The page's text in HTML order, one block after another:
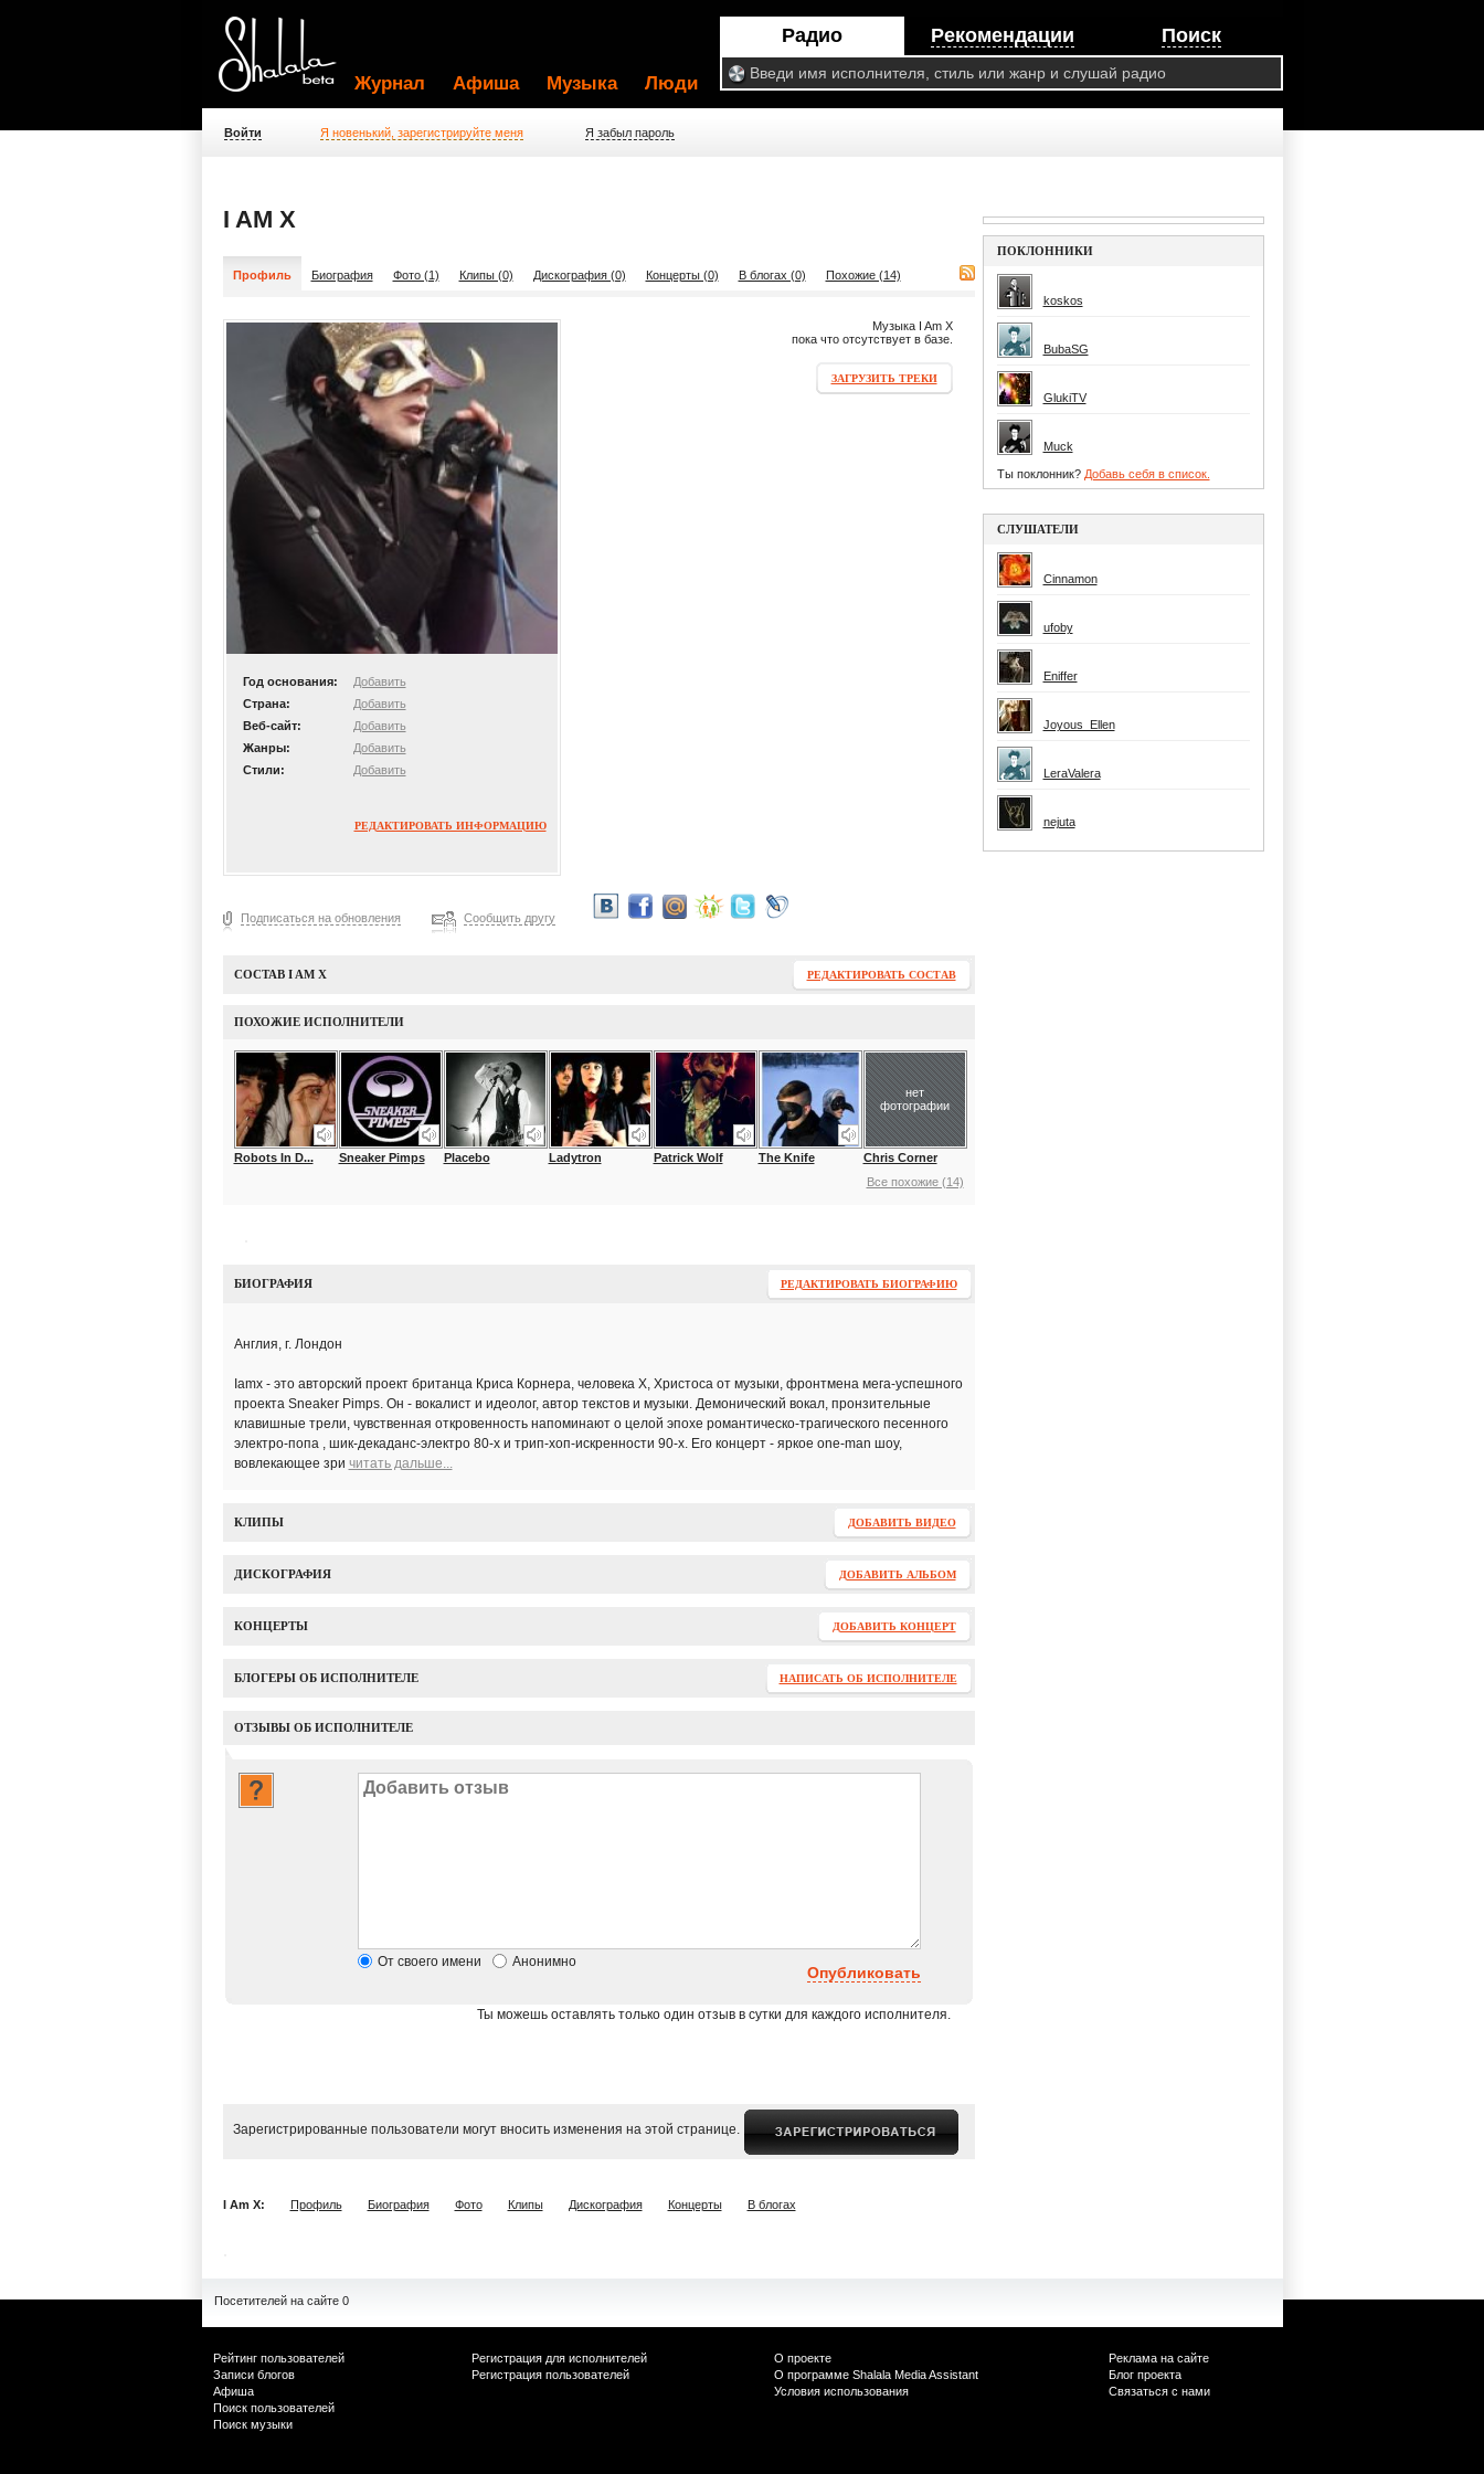
Радио Рекомендации Поиск
Журнал Афиша Музыка Люди
Войти Я новенький, зарегистрируйте меня Я забыл пароль
I AM X
Профиль Биография Фото (1) Клипы (0) Дискография (0) Концерты (0) В блогах (0) Похожие (14)
Год основания:
Добавить
Страна:
Добавить
Веб-сайт:
Добавить
Жанры:
Добавить
Стили:
Добавить
РЕДАКТИРОВАТЬ ИНФОРМАЦИЮ
Музыка I Am X
пока что отсутствует в базе.
ЗАГРУЗИТЬ ТРЕКИ
Подписаться на обновления Сообщить другу
СОСТАВ I AM X РЕДАКТИРОВАТЬ СОСТАВ
ПОХОЖИЕ ИСПОЛНИТЕЛИ
Robots In D... Sneaker Pimps Placebo Ladytron Patrick Wolf The Knife
нет
фотографии
Chris Corner
Все похожие (14)
БИОГРАФИЯ РЕДАКТИРОВАТЬ БИОГРАФИЮ
Англия, г. Лондон
Iamx - это авторский проект британца Криса Корнера, человека X, Христоса от музыки, фронтмена мега-успешного
проекта Sneaker Pimps. Он - вокалист и идеолог, автор текстов и музыки. Демонический вокал, пронзительные
клавишные трели, чувственная откровенность напоминают о целой эпохе романтическо-трагического песенного
электро-попа , шик-декаданс-электро 80-х и трип-хоп-искренности 90-х. Его концерт - яркое one-man шоу,
вовлекающее зри читать дальше...
КЛИПЫ ДОБАВИТЬ ВИДЕО
ДИСКОГРАФИЯ ДОБАВИТЬ АЛЬБОМ
КОНЦЕРТЫ ДОБАВИТЬ КОНЦЕРТ
БЛОГЕРЫ ОБ ИСПОЛНИТЕЛЕ НАПИСАТЬ ОБ ИСПОЛНИТЕЛЕ
ОТЗЫВЫ ОБ ИСПОЛНИТЕЛЕ
От своего имени Анонимно
Опубликовать
Ты можешь оставлять только один отзыв в сутки для каждого исполнителя.
Зарегистрированные пользователи могут вносить изменения на этой странице.
I Am X: Профиль Биография Фото Клипы Дискография Концерты В блогах
ПОКЛОННИКИ
koskos
BubaSG
GlukiTV
Muck
Ты поклонник? Добавь себя в список.
СЛУШАТЕЛИ
Cinnamon
ufoby
Eniffer
Joyous_Ellen
LeraValera
nejuta
Посетителей на сайте 0
Рейтинг пользователей
Записи блогов
Афиша
Поиск пользователей
Поиск музыки
Регистрация для исполнителей
Регистрация пользователей
О проекте
О программе Shalala Media Assistant
Условия использования
Реклама на сайте
Блог проекта
Связаться с нами